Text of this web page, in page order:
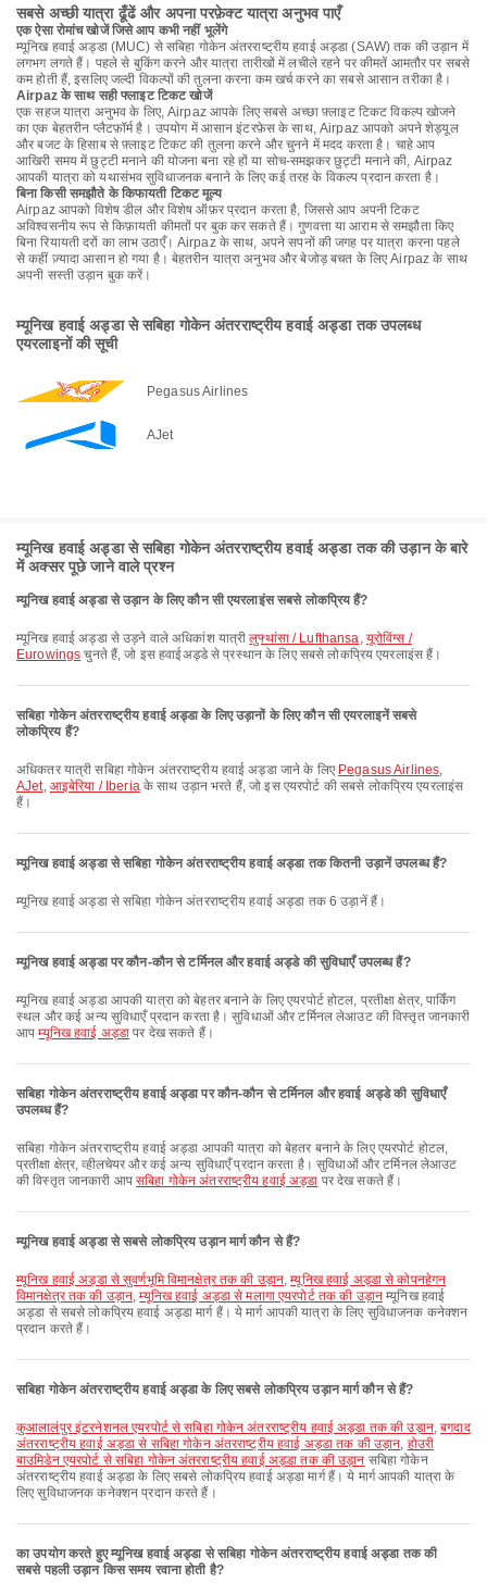
सबसे अच्छी यात्रा ढूँढें और अपना परफ़ेक्ट यात्रा अनुभव पाएँ
एक ऐसा रोमांच खोजें जिसे आप कभी नहीं भूलेंगे
म्यूनिख हवाई अड्डा (MUC) से सबिहा गोकेन अंतरराष्ट्रीय हवाई अड्डा (SAW) तक की उड़ान में
लगभग लगते हैं। पहले से बुकिंग करने और यात्रा तारीखों में लचीले रहने पर कीमतें आमतौर पर सबसे
कम होती हैं, इसलिए जल्दी विकल्पों की तुलना करना कम खर्च करने का सबसे आसान तरीका है।
Airpaz के साथ सही फ्लाइट टिकट खोजें
एक सहज यात्रा अनुभव के लिए, Airpaz आपके लिए सबसे अच्छा फ़्लाइट टिकट विकल्प खोजने
का एक बेहतरीन प्लैटफ़ॉर्म है। उपयोग में आसान इंटरफ़ेस के साथ, Airpaz आपको अपने शेड्यूल
और बजट के हिसाब से फ़्लाइट टिकट की तुलना करने और चुनने में मदद करता है। चाहे आप
आखिरी समय में छुट्टी मनाने की योजना बना रहे हों या सोच-समझकर छुट्टी मनाने की, Airpaz
आपकी यात्रा को यथासंभव सुविधाजनक बनाने के लिए कई तरह के विकल्प प्रदान करता है।
बिना किसी समझौते के किफायती टिकट मूल्य
Airpaz आपको विशेष डील और विशेष ऑफ़र प्रदान करता है, जिससे आप अपनी टिकट
अविश्वसनीय रूप से किफ़ायती कीमतों पर बुक कर सकते हैं। गुणवत्ता या आराम से समझौता किए
बिना रियायती दरों का लाभ उठाएँ। Airpaz के साथ, अपने सपनों की जगह पर यात्रा करना पहले
से कहीं ज़्यादा आसान हो गया है। बेहतरीन यात्रा अनुभव और बेजोड़ बचत के लिए Airpaz के साथ
अपनी सस्ती उड़ान बुक करें।
म्यूनिख हवाई अड्डा से सबिहा गोकेन अंतरराष्ट्रीय हवाई अड्डा तक उपलब्ध
एयरलाइनों की सूची
Pegasus Airlines
AJet
म्यूनिख हवाई अड्डा से सबिहा गोकेन अंतरराष्ट्रीय हवाई अड्डा तक की उड़ान के बारे
में अक्सर पूछे जाने वाले प्रश्न
म्यूनिख हवाई अड्डा से उड़ान के लिए कौन सी एयरलाइंस सबसे लोकप्रिय हैं?
म्यूनिख हवाई अड्डा से उड़ने वाले अधिकांश यात्रीलुफ्थांसा / Lufthansa, यूरोविंग्स /
Eurowings चुनते हैं, जो इस हवाईअड्डे से प्रस्थान के लिए सबसे लोकप्रिय एयरलाइंस हैं।
सबिहा गोकेन अंतरराष्ट्रीय हवाई अड्डा के लिए उड़ानों के लिए कौन सी एयरलाइनें सबसे
लोकप्रिय हैं?
अधिकतर यात्री सबिहा गोकेन अंतरराष्ट्रीय हवाई अड्डा जाने के लिए Pegasus Airlines,
AJet, आइबेरिया / Iberiaके साथ उड़ान भरते हैं, जो इस एयरपोर्ट की सबसे लोकप्रिय एयरलाइंस
हैं।
म्यूनिख हवाई अड्डा से सबिहा गोकेन अंतरराष्ट्रीय हवाई अड्डा तक कितनी उड़ानें उपलब्ध हैं?
म्यूनिख हवाई अड्डा से सबिहा गोकेन अंतरराष्ट्रीय हवाई अड्डा तक 6 उड़ानें हैं।
म्यूनिख हवाई अड्डा पर कौन-कौन से टर्मिनल और हवाई अड्डे की सुविधाएँ उपलब्ध हैं?
म्यूनिख हवाई अड्डा आपकी यात्रा को बेहतर बनाने के लिए एयरपोर्ट होटल, प्रतीक्षा क्षेत्र, पार्किंग
स्थल और कई अन्य सुविधाएँ प्रदान करता है। सुविधाओं और टर्मिनल लेआउट की विस्तृत जानकारी
आपम्यूनिख हवाई अड्डा पर देख सकते हैं।
सबिहा गोकेन अंतरराष्ट्रीय हवाई अड्डा पर कौन-कौन से टर्मिनल और हवाई अड्डे की सुविधाएँ
उपलब्ध हैं?
सबिहा गोकेन अंतरराष्ट्रीय हवाई अड्डा आपकी यात्रा को बेहतर बनाने के लिए एयरपोर्ट होटल,
प्रतीक्षा क्षेत्र, व्हीलचेयर और कई अन्य सुविधाएँ प्रदान करता है। सुविधाओं और टर्मिनल लेआउट
की विस्तृत जानकारी आपसबिहा गोकेन अंतरराष्ट्रीय हवाई अड्डा पर देख सकते हैं।
म्यूनिख हवाई अड्डा से सबसे लोकप्रिय उड़ान मार्ग कौन से हैं?
म्यूनिख हवाई अड्डा से सुवर्णभूमि विमानक्षेत्र तक की उड़ान,म्यूनिख हवाई अड्डा से कोपनहेगन
विमानक्षेत्र तक की उड़ान,म्यूनिख हवाई अड्डा से मलागा एयरपोर्ट तक की उड़ान म्यूनिख हवाई
अड्डा से सबसे लोकप्रिय हवाई अड्डा मार्ग हैं। ये मार्ग आपकी यात्रा के लिए सुविधाजनक कनेक्शन
प्रदान करते हैं।
सबिहा गोकेन अंतरराष्ट्रीय हवाई अड्डा के लिए सबसे लोकप्रिय उड़ान मार्ग कौन से हैं?
कुआलालंपुर इंटरनेशनल एयरपोर्ट से सबिहा गोकेन अंतरराष्ट्रीय हवाई अड्डा तक की उड़ान,बगदाद
अंतरराष्ट्रीय हवाई अड्डा से सबिहा गोकेन अंतरराष्ट्रीय हवाई अड्डा तक की उड़ान, होउरी
बाउमिडेन एयरपोर्ट से सबिहा गोकेन अंतरराष्ट्रीय हवाई अड्डा तक की उड़ान सबिहा गोकेन
अंतरराष्ट्रीय हवाई अड्डा के लिए सबसे लोकप्रिय हवाई अड्डा मार्ग हैं। ये मार्ग आपकी यात्रा के
लिए सुविधाजनक कनेक्शन प्रदान करते हैं।
का उपयोग करते हुए म्यूनिख हवाई अड्डा से सबिहा गोकेन अंतरराष्ट्रीय हवाई अड्डा तक की
सबसे पहली उड़ान किस समय रवाना होती है?